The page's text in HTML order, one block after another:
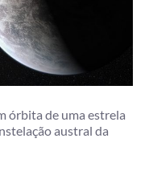
órbita de uma estrela
austral da